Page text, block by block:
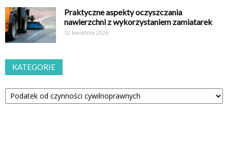
Praktyczne aspekty oczyszczania
nawierzchni z wykorzystaniem zamiatarek
12 kwietnia 2026
KATEGORIE
Kategorie